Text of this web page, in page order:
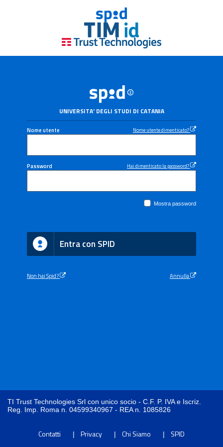
UNIVERSITA' DEGLI STUDI DI CATANIA
Nome utente Nome utente dimenticato?
Password Hai dimenticato la password?
Mostra password
Entra con SPID
Non hai Spid? Annulla
TI Trust Technologies Srl con unico socio - C.F. P. IVA e Iscriz.
Reg. Imp. Roma n. 04599340967 - REA n. 1085826
Contatti Privacy Chi Siamo SPID